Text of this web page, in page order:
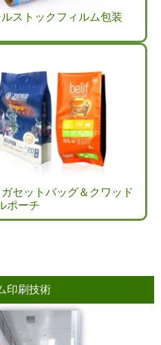
ストックフィルム包装
セットバッグ＆クワッド
ポーチ
印刷技術